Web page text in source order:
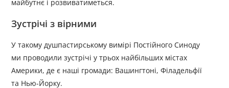
майбутнє і розвиватиметься.
Зустрічі з вірними
У такому душпастирському вимірі Постійного Синоду
ми проводили зустрічі у трьох найбільших містах
Америки, де є наші громади: Вашингтоні, Філадельфії
та Нью-Йорку.